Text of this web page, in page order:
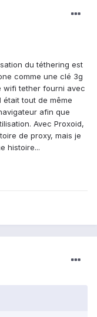
du téthering est
comme une clé 3g
wifi tether fourni avec
était tout de même
afin que
Avec Proxoid,
de proxy, mais je
histoire...